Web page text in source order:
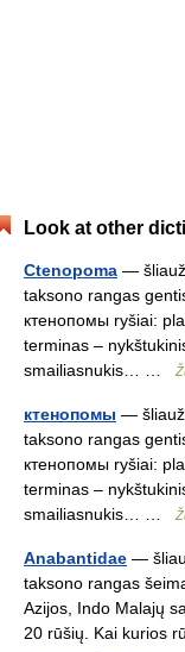
Look at other
Ctenopoma —
taksono rangas
ктенопомы ryšiai:
terminas –
smailiasnukis… …
ктенопомы —
taksono rangas
ктенопомы ryšiai:
terminas –
smailiasnukis… …
Anabantidae —
taksono rangas
Azijos, Indo Malajų
20 rūšių. Kai kurios